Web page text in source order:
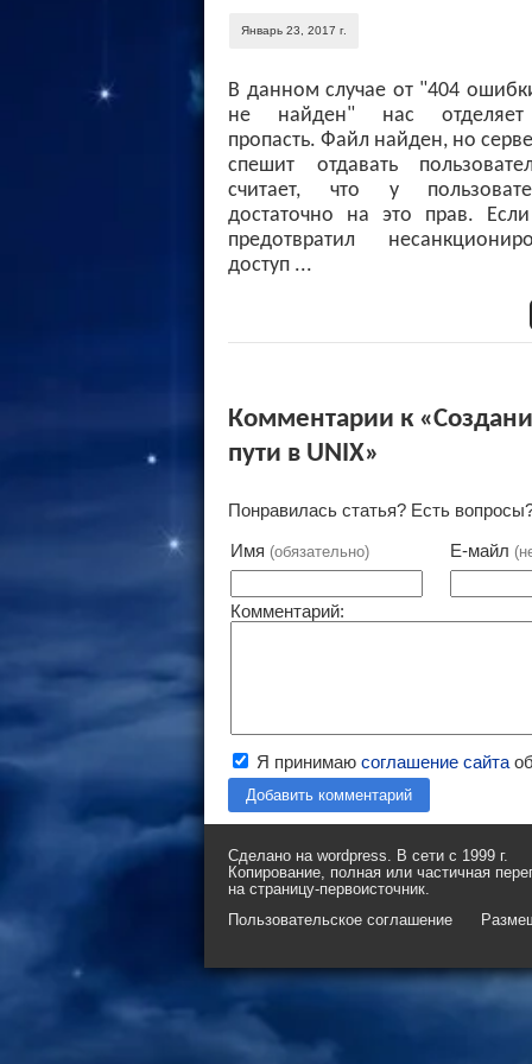
Январь 23, 2017 г.
В данном случае от "404
не найден" нас
пропасть. Файл найден, но
спешит отдавать
считает, что у
достаточно на это прав.
предотвратил
доступ ...
Комментарии к
пути в UNIX»
Понравилась статья? Есть
Имя (обязательно) Е-майл
Комментарий:
Я принимаю соглашение сайта
Добавить комментарий
Сделано на wordpress. В сети с 1999 г.
Копирование, полная или частичная
на страницу-первоисточник.
Пользовательское соглашение